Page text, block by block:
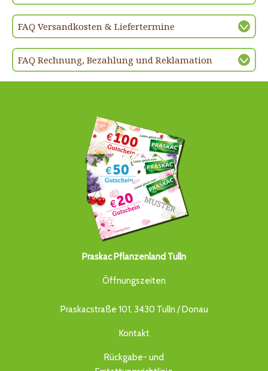
FAQ Versandkosten & Liefertermine
FAQ Rechnung, Bezahlung und Reklamation
Praskac Pflanzenland Tulln
Öffnungszeiten
Praskacstraße 101, 3430 Tulln / Donau
Kontakt
Rückgabe- und